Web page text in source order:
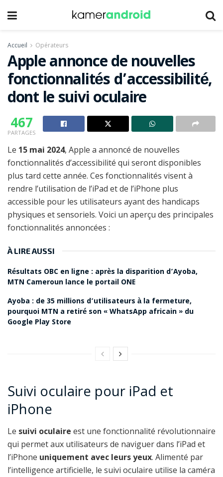
Accueil Opérateurs
Apple annonce de nouvelles
fonctionnalités d’accessibilité,
dont le suivi oculaire
467
PARTAGES
Le 15 mai 2024, Apple a annoncé de nouvelles
fonctionnalités d’accessibilité qui seront disponibles
plus tard cette année. Ces fonctionnalités visent à
rendre l’utilisation de l’iPad et de l’iPhone plus
accessible pour les utilisateurs ayant des handicaps
physiques et sensoriels. Voici un aperçu des principales
fonctionnalités annoncées :
À LIRE AUSSI
Résultats OBC en ligne : après la disparition d’Ayoba,
MTN Cameroun lance le portail ONE
Ayoba : de 35 millions d’utilisateurs à la fermeture,
pourquoi MTN a retiré son « WhatsApp africain » du
Google Play Store
Suivi oculaire pour iPad et
iPhone
Le suivi oculaire est une fonctionnalité révolutionnaire
qui permet aux utilisateurs de naviguer dans l’iPad et
l’iPhone uniquement avec leurs yeux. Alimenté par
l’intelligence artificielle, le suivi oculaire utilise la caméra